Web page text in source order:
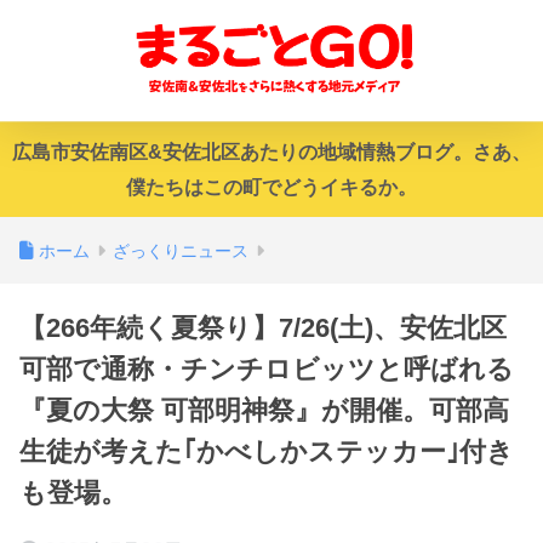
広島市安佐南区&安佐北区あたりの地域情熱ブログ。さあ、
僕たちはこの町でどうイキるか。
ホーム ざっくりニュース
【266年続く夏祭り】7/26(土)、安佐北区
可部で通称・チンチロビッツと呼ばれる
『夏の大祭 可部明神祭』が開催。可部高
生徒が考えた｢かべしかステッカー｣付き
も登場。